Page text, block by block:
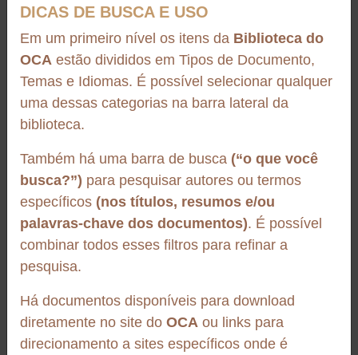
Roadmap para Programa de Relacionamento Ético do
A Nota Conceitual do Programa de Relacionamento Ético apresenta os
princípios, referências internacionais e o roteiro inicial para estruturar
um programa destinado a fortalecer relações comerciais ...
aflatoxin gene expression of seven A. nomius strains
growth was 30 degrees C and was also the best
condition for the expression of the aflR, aflD, and aflQ
genes. However, maximum production of aflatoxins B
and G occurred at 25 degrees C. Interestingly, high
expression of the structural gene aflQ was observed in
C). The present study demonstrates that temperature
may influence aflatoxin production by A. nomius. The
combination of molecular and physiological data aids
the understanding of the aflatoxigenic species response
to different temperatures and can assist in predicting the
driving environmental factors that influence aflatoxin
contamination of Brazil nuts.
Autores:Nathália B. S. Yunes, Rodrigo C. Oliveira,
Tatiana A. Reis, Arianne C. Baquião, Liliana O.
Rocha, Benedito Correa
DICAS DE BUSCA E USO
Em um primeiro nível os itens da Biblioteca do
OCA estão divididos em Tipos de Documento,
Temas e Idiomas. É possível selecionar qualquer
uma dessas categorias na barra lateral da
biblioteca.
Também há uma barra de busca (“o que você
busca?”) para pesquisar autores ou termos
específicos (nos títulos, resumos e/ou
palavras-chave dos documentos). É possível
combinar todos esses filtros para refinar a
pesquisa.
Há documentos disponíveis para download
diretamente no site do OCA ou links para
direcionamento a sites específicos onde é